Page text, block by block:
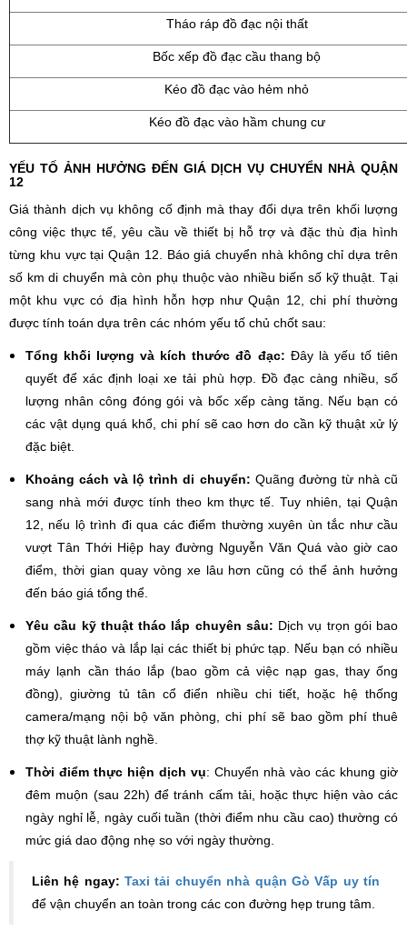
Tháo ráp đồ đạc nội thất
Bốc xếp đồ đạc cầu thang bộ
Kéo đồ đạc vào hẻm nhỏ
Kéo đồ đạc vào hầm chung cư
YẾU TỐ ẢNH HƯỞNG ĐẾN GIÁ DỊCH VỤ CHUYỂN NHÀ QUẬN
12
Giá thành dịch vụ không cố định mà thay đổi dựa trên khối lượng
công việc thực tế, yêu cầu về thiết bị hỗ trợ và đặc thù địa hình
từng khu vực tại Quận 12. Báo giá chuyển nhà không chỉ dựa trên
số km di chuyển mà còn phụ thuộc vào nhiều biến số kỹ thuật. Tại
một khu vực có địa hình hỗn hợp như Quận 12, chi phí thường
được tính toán dựa trên các nhóm yếu tố chủ chốt sau:
Tổng khối lượng và kích thước đồ đạc: Đây là yếu tố tiên
quyết để xác định loại xe tải phù hợp. Đồ đạc càng nhiều, số
lượng nhân công đóng gói và bốc xếp càng tăng. Nếu bạn có
các vật dụng quá khổ, chi phí sẽ cao hơn do cần kỹ thuật xử lý
đặc biệt.
Khoảng cách và lộ trình di chuyển: Quãng đường từ nhà cũ
sang nhà mới được tính theo km thực tế. Tuy nhiên, tại Quận
12, nếu lộ trình đi qua các điểm thường xuyên ùn tắc như cầu
vượt Tân Thới Hiệp hay đường Nguyễn Văn Quá vào giờ cao
điểm, thời gian quay vòng xe lâu hơn cũng có thể ảnh hưởng
đến báo giá tổng thể.
Yêu cầu kỹ thuật tháo lắp chuyên sâu: Dịch vụ trọn gói bao
gồm việc tháo và lắp lại các thiết bị phức tạp. Nếu bạn có nhiều
máy lạnh cần tháo lắp (bao gồm cả việc nạp gas, thay ống
đồng), giường tủ tân cổ điển nhiều chi tiết, hoặc hệ thống
camera/mạng nội bộ văn phòng, chi phí sẽ bao gồm phí thuê
thợ kỹ thuật lành nghề.
Thời điểm thực hiện dịch vụ: Chuyển nhà vào các khung giờ
đêm muộn (sau 22h) để tránh cấm tải, hoặc thực hiện vào các
ngày nghỉ lễ, ngày cuối tuần (thời điểm nhu cầu cao) thường có
mức giá dao động nhẹ so với ngày thường.
​Liên hệ ngay:Taxi tải chuyển nhà quận Gò Vấp uy tín
để vận chuyển an toàn trong các con đường hẹp trung tâm.